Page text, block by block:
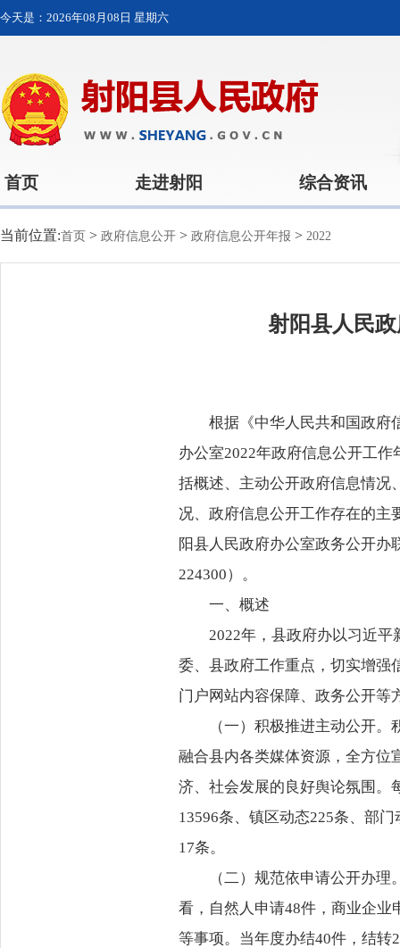
今天是： 2026年08月08日 星期六
首页 走进射阳 综合资讯
当前位置:首页 > 政府信息公开 > 政府信息公开年报 > 2022
射阳县人民
根据《中华人民共和国政府
办公室2022年政府信息公开工
括概述、主动公开政府信息情况
况、政府信息公开工作存在的主
阳县人民政府办公室政务公开办
224300）。
一、概述
2022年，县政府办以习近
委、县政府工作重点，切实增强
门户网站内容保障、政务公开等
（一）积极推进主动公开
融合县内各类媒体资源，全方位
济、社会发展的良好舆论氛围。
13596条、镇区动态225条、部
17条。
（二）规范依申请公开办
看，自然人申请48件，商业企
等事项。当年度办结40件，结转